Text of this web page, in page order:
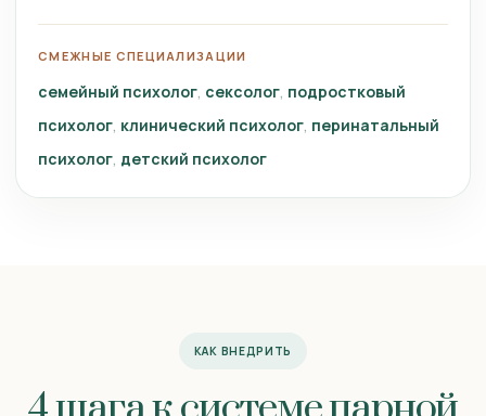
СМЕЖНЫЕ СПЕЦИАЛИЗАЦИИ
семейный психолог сексолог подростковый
психолог клинический психолог перинатальный
психолог детский психолог
КАК ВНЕДРИТЬ